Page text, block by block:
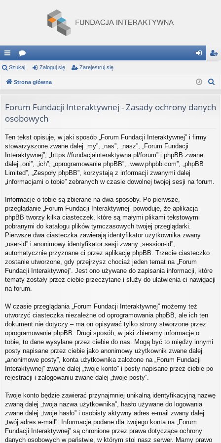
ię
ce
…
or
a og
si
ej
tru
Szukaj Zaloguj się Zarejestruj się
Strona główna
Forum Fundacji Interaktywnej - Zasady ochrony danych
osobowych
Ten tekst opisuje, w jaki sposób „Forum Fundacji Interaktywnej” i firmy
stowarzyszone zwane dalej „my”, „nas”, „nasz”, „Forum Fundacji
Interaktywnej”, „https://fundacjainteraktywna.pl/forum” i phpBB zwane
dalej „oni”, „ich”, „oprogramowanie phpBB”, „www.phpbb.com”, „phpBB
Limited”, „Zespoły phpBB”, korzystają z informacji zwanymi dalej
„informacjami o tobie” zebranych w czasie dowolnej twojej sesji na forum.
Informacje o tobie są zbierane na dwa sposoby. Po pierwsze,
przeglądanie „Forum Fundacji Interaktywnej” powoduje, że aplikacja
phpBB tworzy kilka ciasteczek, które są małymi plikami tekstowymi
pobranymi do katalogu plików tymczasowych twojej przeglądarki.
Pierwsze dwa ciasteczka zawierają identyfikator użytkownika zwany
„user-id” i anonimowy identyfikator sesji zwany „session-id”,
automatycznie przyznane ci przez aplikację phpBB. Trzecie ciasteczko
zostanie utworzone, gdy przejrzysz chociaż jeden temat na „Forum
Fundacji Interaktywnej”. Jest ono używane do zapisania informacji, które
tematy zostały przez ciebie przeczytane i służy do ułatwienia ci nawigacji
na forum.
W czasie przeglądania „Forum Fundacji Interaktywnej” możemy też
utworzyć ciasteczka niezależne od oprogramowania phpBB, ale ich ten
dokument nie dotyczy – ma on opisywać tylko strony stworzone przez
oprogramowanie phpBB. Drugi sposób, w jaki zbieramy informacje o
tobie, to dane wysyłane przez ciebie do nas. Mogą być to między innymi
posty napisane przez ciebie jako anonimowy użytkownik zwane dalej
„anonimowe posty”, konta użytkownika założone na „Forum Fundacji
Interaktywnej” zwane dalej „twoje konto” i posty napisane przez ciebie po
rejestracji i zalogowaniu zwane dalej „twoje posty”.
Twoje konto będzie zawierać przynajmniej unikalną identyfikacyjną nazwę
zwaną dalej „twoja nazwa użytkownika”, hasło używane do logowania
zwane dalej „twoje hasło” i osobisty aktywny adres e-mail zwany dalej
„twój adres e-mail”. Informacje podane dla twojego konta na „Forum
Fundacji Interaktywnej” są chronione przez prawa dotyczące ochrony
danych osobowych w państwie, w którym stoi nasz serwer. Mamy prawo